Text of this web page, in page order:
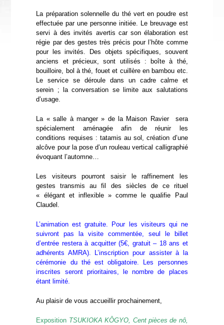
La préparation solennelle du thé vert en poudre est
effectuée par une personne initiée. Le breuvage est
servi à des invités avertis car son élaboration est
régie par des gestes très précis pour l’hôte comme
pour les invités. Des objets spécifiques, souvent
anciens et précieux, sont utilisés : boîte à thé,
bouilloire, bol à thé, fouet et cuillère en bambou etc.
Le service se déroule dans un cadre calme et
serein ; la conversation se limite aux salutations
d’usage.
La « salle à manger » de la Maison Ravier sera
spécialement aménagée afin de réunir les
conditions requises : tatamis au sol, création d’une
alcôve pour la pose d’un rouleau vertical calligraphié
évoquant l’automne…
Les visiteurs pourront saisir le raffinement les
gestes transmis au fil des siècles de ce rituel
« élégant et inflexible » comme le qualifie Paul
Claudel.
L’animation est gratuite. Pour les visiteurs qui ne
suivront pas la visite commentée, seul le billet
d’entrée restera à acquitter (5€, gratuit – 18 ans et
adhérents AMRA). L’inscription pour assister à la
cérémonie du thé est obligatoire. Les personnes
inscrites seront prioritaires, le nombre de places
étant limité.
Au plaisir de vous accueillir prochainement,
Exposition TSUKIOKA KÔGYO, Cent pièces de nô,